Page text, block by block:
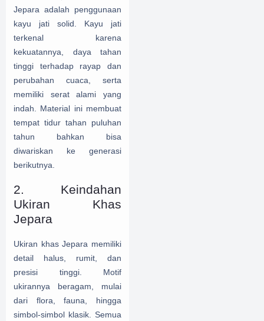
Jepara adalah penggunaan
kayu jati solid. Kayu jati
terkenal karena
kekuatannya, daya tahan
tinggi terhadap rayap dan
perubahan cuaca, serta
memiliki serat alami yang
indah. Material ini membuat
tempat tidur tahan puluhan
tahun bahkan bisa
diwariskan ke generasi
berikutnya.
2. Keindahan
Ukiran Khas
Jepara
Ukiran khas Jepara memiliki
detail halus, rumit, dan
presisi tinggi. Motif
ukirannya beragam, mulai
dari flora, fauna, hingga
simbol-simbol klasik. Semua